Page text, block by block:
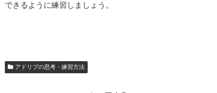
できるように練習しましょう。
アドリブの思考・練習方法